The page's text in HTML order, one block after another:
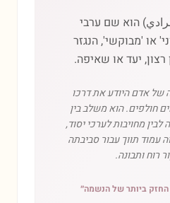
הוא שם ערבי
או 'מבוקשי', הנגזר
יעד או שאיפה.
של אדם היודע את דרכו
חולפים. הוא משלב בין
מחויבות לערכי יסוד,
עמוד תווך עבור סביבתה
רוח ותבונה.
החזק ביותר של הנשמה״